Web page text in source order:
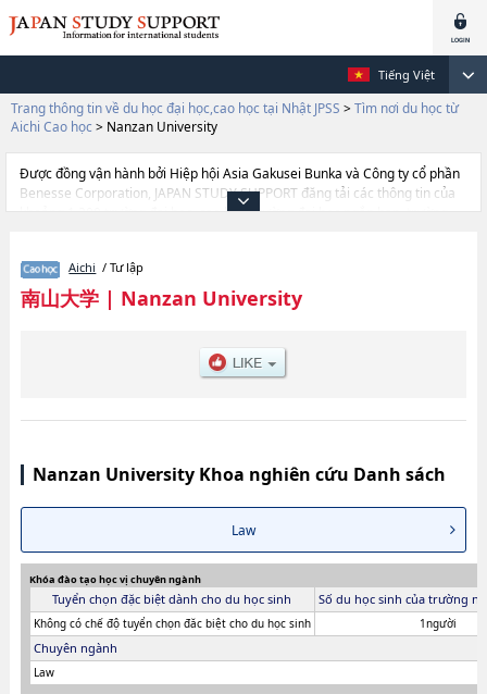
Tiếng Việt
Trang thông tin về du học đại học,cao học tại Nhật JPSS > Tìm nơi du học từ
Aichi Cao học > Nanzan University
Được đồng vận hành bởi Hiệp hội Asia Gakusei Bunka và Công ty cổ phần
Benesse Corporation, JAPAN STUDY SUPPORT đăng tải các thông tin của
khoảng 1.300 trường đại học, cao học, trường đại học ngắn hạn, trường
cần thiết dành cho du học sinh, như là về các
LawhoặcHumanitieshoặcInternational Area StudieshoặcScience and
EngineeringhoặcSocial ScienceshoặcLaw, thông tin về từng khoa nghiên
trúng tuyển, cở sở trang thiết bị, hướng dẫn địa điểm v.v...
Aichi / Tư lập
南山大学| Nanzan University
Nanzan University Khoa nghiên cứu Danh sách
Law
Khóa đào tạo học vị chuyên ngành
Tuyển chọn đặc biệt dành cho du học sinh Số du học sinh của trường
Không có chế độ tuyển chọn đăc biệt cho du học sinh 1người
Chuyên ngành
Law